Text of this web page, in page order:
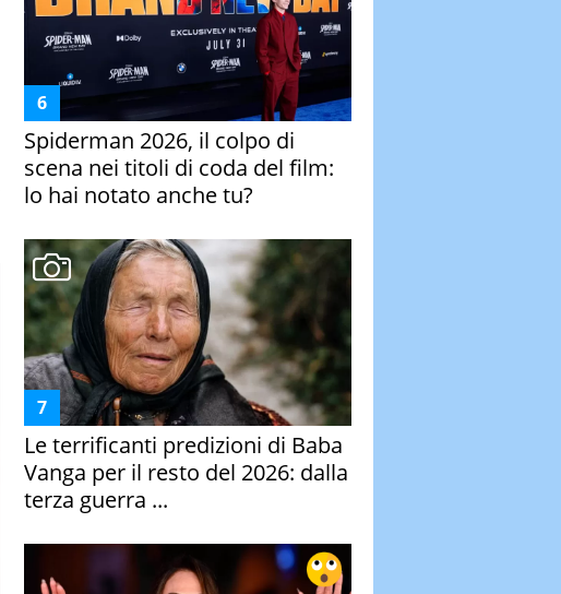
Spiderman 2026, il colpo di
scena nei titoli di coda del film:
lo hai notato anche tu?
Le terrificanti predizioni di Baba
Vanga per il resto del 2026: dalla
terza guerra ...